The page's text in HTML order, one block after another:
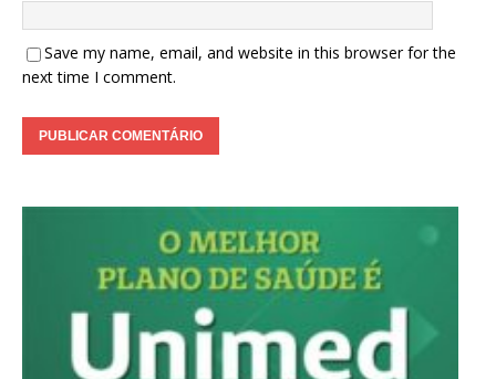
Save my name, email, and website in this browser for the
next time I comment.